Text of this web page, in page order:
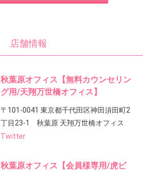
店舗情報
秋葉原オフィス【無料カウンセリン
グ用/天翔万世橋オフィス】
〒101-0041 東京都千代田区神田須田町2
丁目23-1 秋葉原 天翔万世橋オフィス
Twitter
秋葉原オフィス【会員様専用/虎ビ